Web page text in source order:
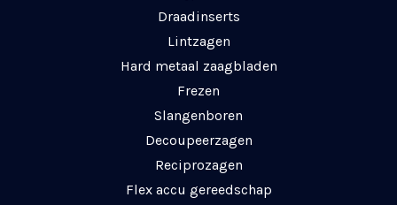
Draadinserts
Lintzagen
Hard metaal zaagbladen
Frezen
Slangenboren
Decoupeerzagen
Reciprozagen
Flex accu gereedschap